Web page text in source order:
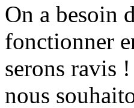
On a besoin
fonctionner
serons ravis !
nous